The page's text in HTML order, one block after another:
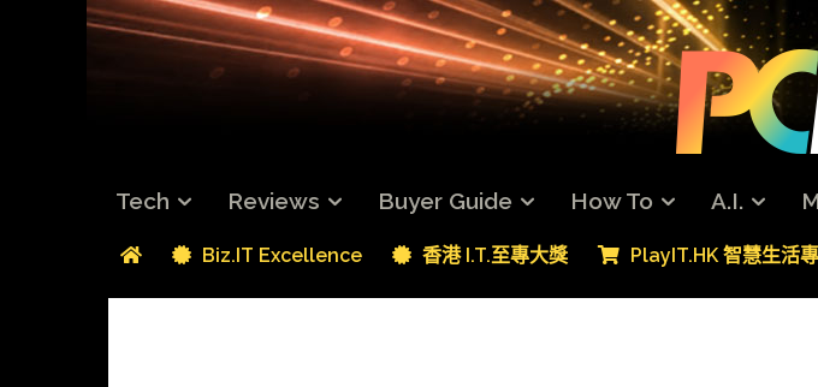
Tech Reviews Buyer Guide How To A.I.
Biz.IT Excellence 香港 I.T.至專大獎 PlayIT.HK 智慧生活